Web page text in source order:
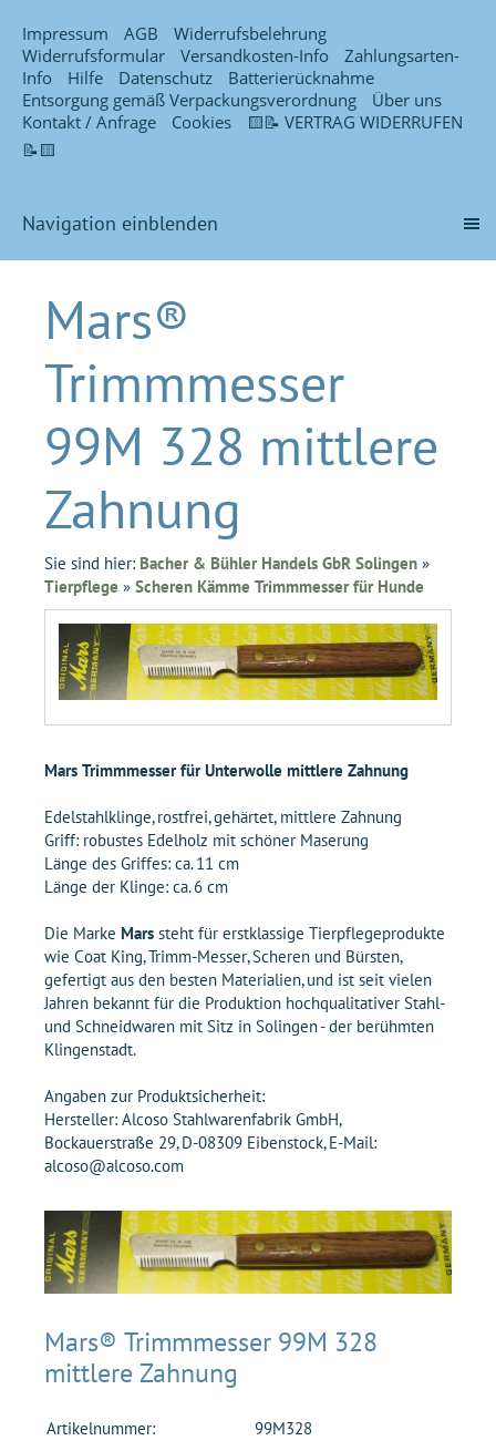
Impressum AGB
Widerrufsbelehrung
Widerrufsformular
Versandkosten-Info
Zahlungsarten-
Info
Hilfe Datenschutz
Batterierücknahme
Entsorgung gemäß Verpackungsverordnung
Über uns
Kontakt / Anfrage
Cookies
🟨📝 VERTRAG WIDERRUFEN
📝🟨
Navigation einblenden
Mars®
Trimmmesser
99M 328 mittlere
Zahnung
Sie sind hier: Bacher & Bühler Handels GbR Solingen »
Tierpflege » Scheren Kämme Trimmmesser für Hunde
Mars Trimmmesser für Unterwolle mittlere Zahnung
Edelstahlklinge, rostfrei, gehärtet, mittlere Zahnung
Griff: robustes Edelholz mit schöner Maserung
Länge des Griffes: ca. 11 cm
Länge der Klinge: ca. 6 cm
Die Marke Mars steht für erstklassige Tierpflegeprodukte
wie Coat King, Trimm-Messer, Scheren und Bürsten,
gefertigt aus den besten Materialien, und ist seit vielen
Jahren bekannt für die Produktion hochqualitativer Stahl-
und Schneidwaren mit Sitz in Solingen - der berühmten
Klingenstadt.
Angaben zur Produktsicherheit:
Hersteller: Alcoso Stahlwarenfabrik GmbH,
Bockauerstraße 29, D-08309 Eibenstock, E-Mail:
alcoso@alcoso.com
Mars® Trimmmesser 99M 328
mittlere Zahnung
Artikelnummer: 99M328